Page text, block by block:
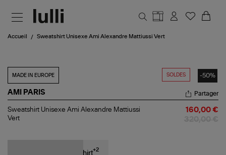
Accueil Sweatshirt Unisexe Ami Alexandre Mattiussi Vert
SOLDES -50%
MADE IN EUROPE
AMI PARIS
Sweatshirt
Unisexe
Partager
Sweatshirt Unisexe Ami Alexandre Mattiussi
Vert
160,00 €
+2